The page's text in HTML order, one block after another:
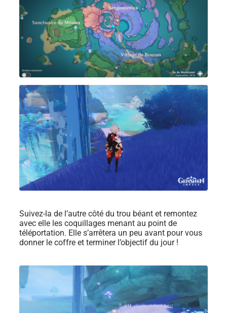
Suivez-la de l’autre côté du trou béant et remontez
avec elle les coquillages menant au point de
téléportation. Elle s’arrêtera un peu avant pour vous
donner le coffre et terminer l’objectif du jour !